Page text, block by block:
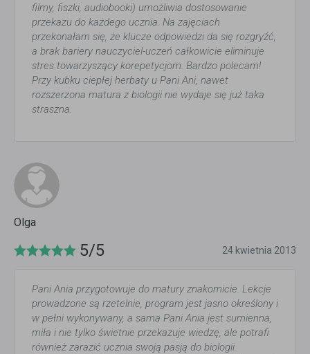
filmy, fiszki, audiobooki) umożliwia dostosowanie
przekazu do każdego ucznia. Na zajęciach
przekonałam się, że klucze odpowiedzi da się rozgryźć,
a brak bariery nauczyciel-uczeń całkowicie eliminuje
stres towarzyszący korepetycjom. Bardzo polecam!
Przy kubku ciepłej herbaty u Pani Ani, nawet
rozszerzona matura z biologii nie wydaje się już taka
straszna.
Olga
5/5 24 kwietnia 2013
Pani Ania przygotowuje do matury znakomicie. Lekcje
prowadzone są rzetelnie, program jest jasno określony i
w pełni wykonywany, a sama Pani Ania jest sumienna,
miła i nie tylko świetnie przekazuje wiedzę, ale potrafi
również zarazić ucznia swoją pasją do biologii.